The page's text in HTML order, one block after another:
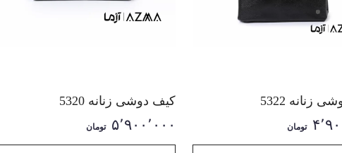
زنانه 5322
تومان
کیف دوشی زنانه 5320
۵٬۹۰۰٬۰۰۰ تومان